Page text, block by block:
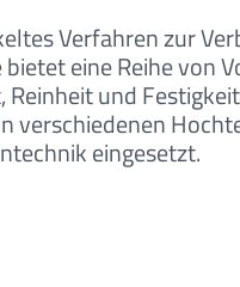
Verfahren zur
eine Reihe von
Reinheit und
verschiedenen
eingesetzt.